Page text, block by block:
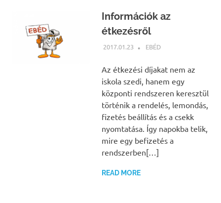
Információk az
étkezésről
2017.01.23 NBEA
EBÉD
Az étkezési díjakat nem az
iskola szedi, hanem egy
központi rendszeren keresztül
történik a rendelés, lemondás,
fizetés beállítás és a csekk
nyomtatása. Így napokba telik,
mire egy befizetés a
rendszerben[…]
READ MORE